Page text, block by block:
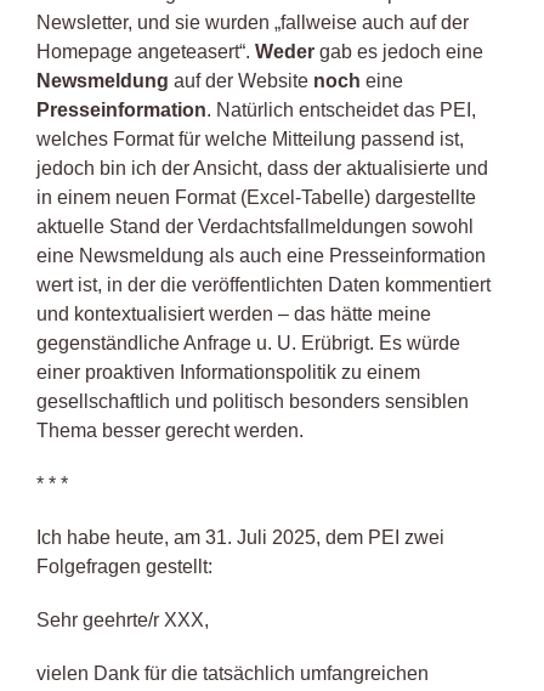
Newsletter, und sie wurden „fallweise auch auf der
Homepage angeteasert“. Weder gab es jedoch eine
Newsmeldung auf der Website noch eine
Presseinformation. Natürlich entscheidet das PEI,
welches Format für welche Mitteilung passend ist,
jedoch bin ich der Ansicht, dass der aktualisierte und
in einem neuen Format (Excel-Tabelle) dargestellte
aktuelle Stand der Verdachtsfallmeldungen sowohl
eine Newsmeldung als auch eine Presseinformation
wert ist, in der die veröffentlichten Daten kommentiert
und kontextualisiert werden – das hätte meine
gegenständliche Anfrage u. U. Erübrigt. Es würde
einer proaktiven Informationspolitik zu einem
gesellschaftlich und politisch besonders sensiblen
Thema besser gerecht werden.
* * *
Ich habe heute, am 31. Juli 2025, dem PEI zwei
Folgefragen gestellt:
Sehr geehrte/r XXX,
vielen Dank für die tatsächlich umfangreichen